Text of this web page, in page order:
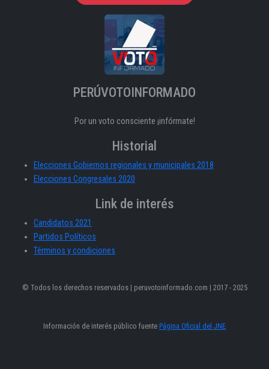
PERÚVOTOINFORMADO
Por un voto consciente ¡infórmate!
Historial
Elecciones Gobiernos regionales y municipales 2018
Elecciones Congresales 2020
Link de interés
Candidatos 2021
Partidos Políticos
Términos y condiciones
© Todos los derechos reservados | peruvotoinformado.com | 2017 - 2025
Información de interés público fuente Página Oficial del JNE